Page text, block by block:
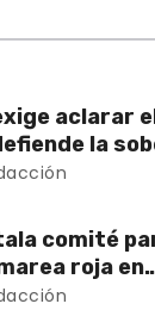
aclarar
la
comité
roja en